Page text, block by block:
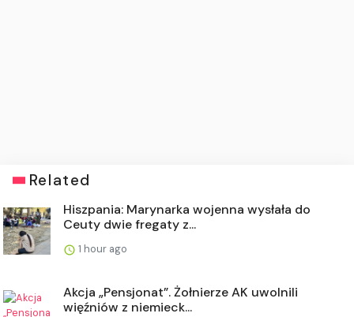
Related
Hiszpania: Marynarka wojenna wysłała do
Ceuty dwie fregaty z...
1 hour ago
Akcja „Pensjonat”. Żołnierze AK uwolnili
więźniów z niemieck...